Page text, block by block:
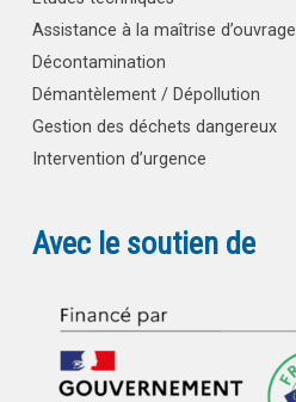
Assistance à la maîtrise d’ouvrage
Décontamination
Démantèlement / Dépollution
Gestion des déchets dangereux
Intervention d’urgence
Avec le soutien de